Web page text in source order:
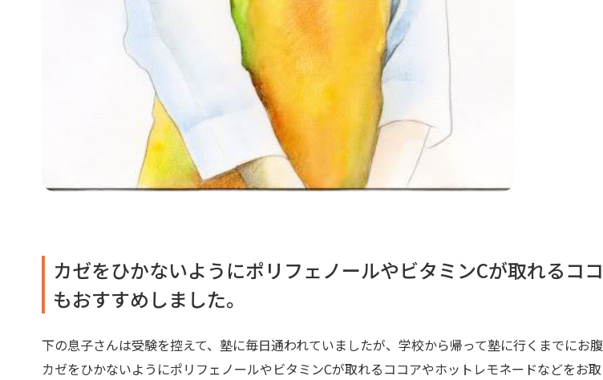
カゼをひかないようにポリフェノールやビタミンCが取れるコ
もおすすめしました。
下の息子さんは受験を控えて、塾に毎日通われていましたが、学校から帰って塾に行くまでにお
カゼをひかないようにポリフェノールやビタミンCが取れるココアやホットレモネードなどをお